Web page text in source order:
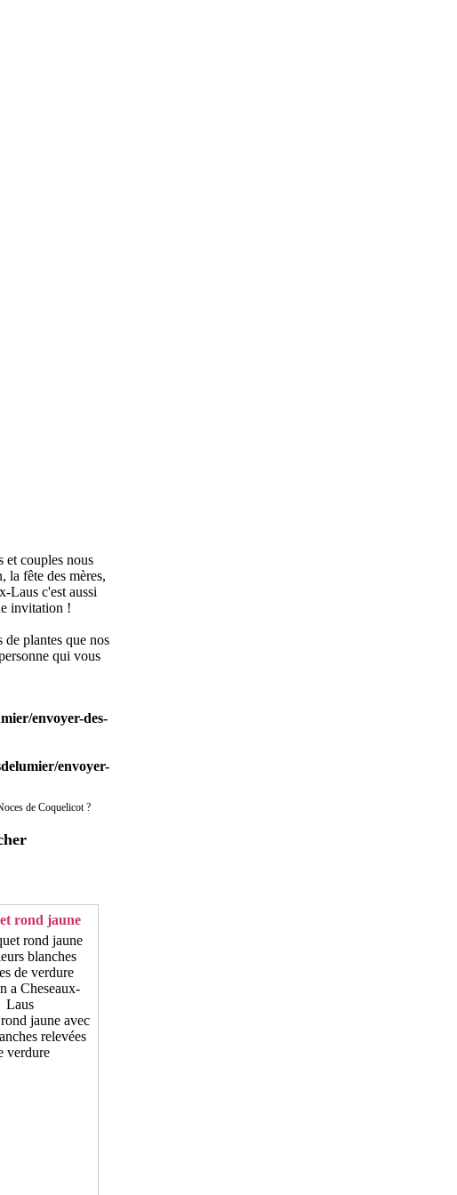
et couples nous
la fête des mères,
Laus c'est aussi
invitation !
de plantes que nos
qui vous
envoyer-des-
envoyer-
de Coquelicot ?
rond jaune
jaune avec
relevées
verdure